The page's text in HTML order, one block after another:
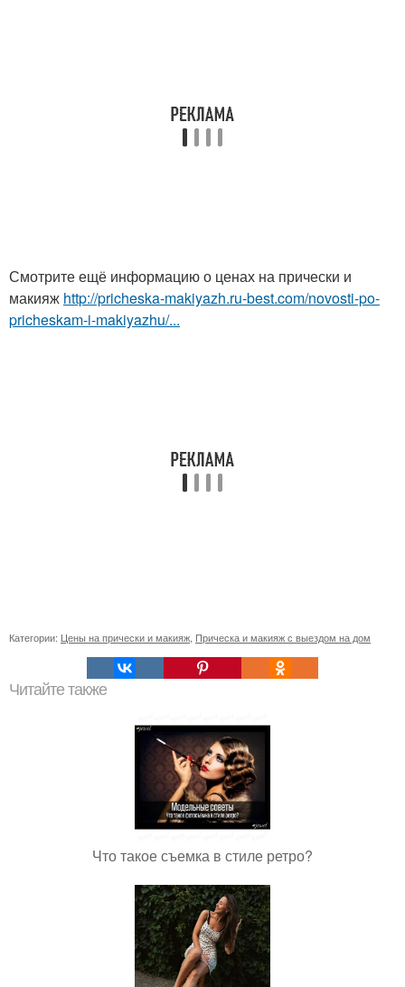
Смотрите ещё информацию о ценах на прически и
макияж http://pricheska-makiyazh.ru-best.com/novosti-po-
pricheskam-i-makiyazhu/...
Категории: Цены на прически и макияж Прическа и макияж с выездом на дом
Читайте также
Что такое съемка в стиле ретро?